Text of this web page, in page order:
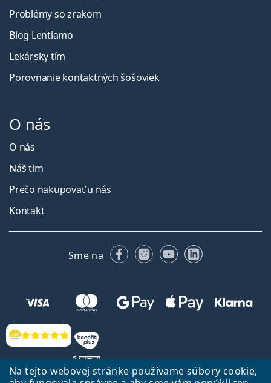
Na tejto webovej stránke používame súbory cookie,
Hodnotenia
Problémy so zrakom
Blog Lentiamo
Lekársky tím
Porovnanie kontaktných šošoviek
O nás
O nás
Náš tím
Prečo nakupovať u nás
Kontakt
Sme na FacebookuInstagrame
YouTubeLinkedIn